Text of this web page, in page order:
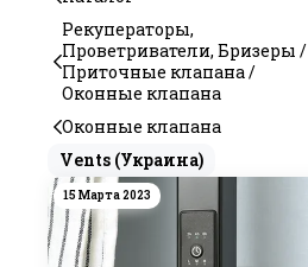
Рекуператоры,
Проветриватели, Бризеры /
Приточные клапана /
Оконные клапана
Оконные клапана
Vents (Украина)
15 Марта 2023